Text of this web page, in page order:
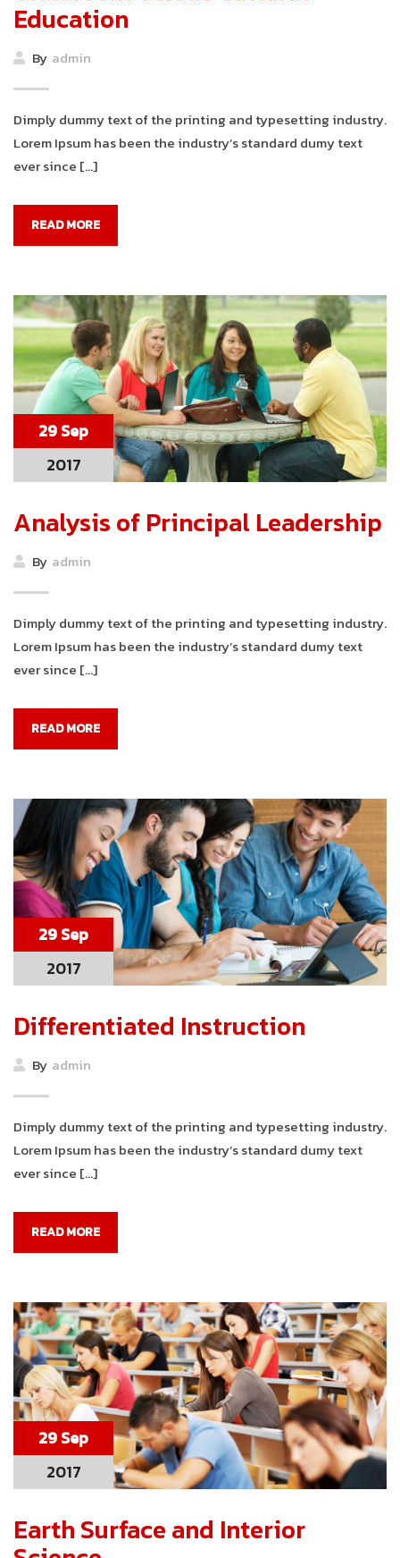
Education
By admin
Dimply dummy text of the printing and typesetting industry.
Lorem Ipsum has been the industry’s standard dumy text
ever since […]
READ MORE
29 Sep
2017
Analysis of Principal Leadership
By admin
Dimply dummy text of the printing and typesetting industry.
Lorem Ipsum has been the industry’s standard dumy text
ever since […]
READ MORE
29 Sep
2017
Differentiated Instruction
By admin
Dimply dummy text of the printing and typesetting industry.
Lorem Ipsum has been the industry’s standard dumy text
ever since […]
READ MORE
29 Sep
2017
Earth Surface and Interior